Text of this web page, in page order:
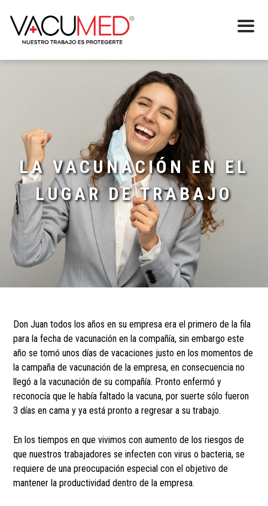
LA VACUNACIÓN EN EL
LUGAR DE TRABAJO
Don Juan todos los años en su empresa era el primero de la fila
para la fecha de vacunación en la compañía, sin embargo este
año se tomó unos días de vacaciones justo en los momentos de
la campaña de vacunación de la empresa, en consecuencia no
llegó a la vacunación de su compañía. Pronto enfermó y
reconocía que le había faltado la vacuna, por suerte sólo fueron
3 días en cama y ya está pronto a regresar a su trabajo.
En los tiempos en que vivimos con aumento de los riesgos de
que nuestros trabajadores se infecten con virus o bacteria, se
requiere de una preocupación especial con el objetivo de
mantener la productividad dentro de la empresa.